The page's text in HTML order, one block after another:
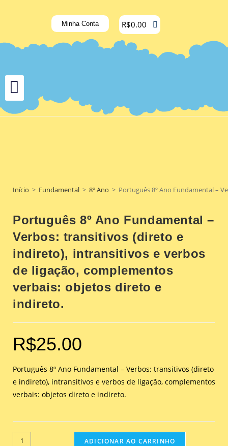
Minha Conta R$0.00
Início > Fundamental > 8º Ano > Português 8º Ano Fundamental –
Português 8º Ano Fundamental –
Verbos: transitivos (direto e
indireto), intransitivos e verbos
de ligação, complementos
verbais: objetos direto e
indireto.
R$25.00
Português 8º Ano Fundamental – Verbos: transitivos (direto
e indireto), intransitivos e verbos de ligação, complementos
verbais: objetos direto e indireto.
ADICIONAR AO CARRINHO